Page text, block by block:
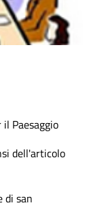
Paesaggio
dell'articolo
di san